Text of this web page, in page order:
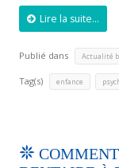
Lire la suite...
Publié dans Actualité
Tag(s) enfance